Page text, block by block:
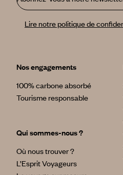
Lire notre politique de
Nos engagements
100% carbone absorbé
Tourisme responsable
Qui sommes-nous ?
Où nous trouver ?
L’Esprit Voyageurs